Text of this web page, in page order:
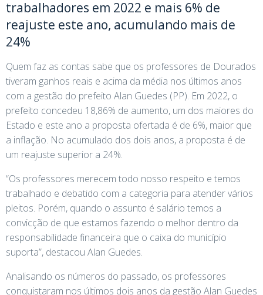
trabalhadores em 2022 e mais 6% de
reajuste este ano, acumulando mais de
24%
Quem faz as contas sabe que os professores de Dourados
tiveram ganhos reais e acima da média nos últimos anos
com a gestão do prefeito Alan Guedes (PP). Em 2022, o
prefeito concedeu 18,86% de aumento, um dos maiores do
Estado e este ano a proposta ofertada é de 6%, maior que
a inflação. No acumulado dos dois anos, a proposta é de
um reajuste superior a 24%.
“Os professores merecem todo nosso respeito e temos
trabalhado e debatido com a categoria para atender vários
pleitos. Porém, quando o assunto é salário temos a
convicção de que estamos fazendo o melhor dentro da
responsabilidade financeira que o caixa do município
suporta”, destacou Alan Guedes.
Analisando os números do passado, os professores
conquistaram nos últimos dois anos da gestão Alan Guedes